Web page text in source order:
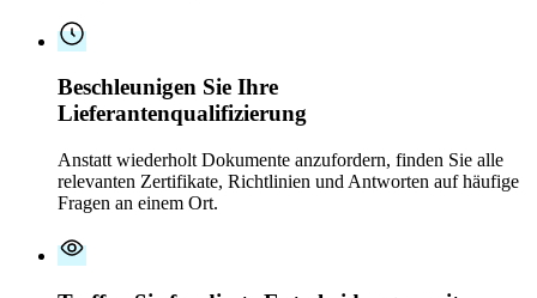
Beschleunigen Sie Ihre
Lieferantenqualifizierung
Anstatt wiederholt Dokumente anzufordern, finden Sie alle
relevanten Zertifikate, Richtlinien und Antworten auf häufige
Fragen an einem Ort.